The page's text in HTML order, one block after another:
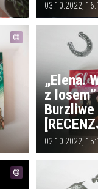
03.10.2022,
„Elena.
z
Burzliwe
02.10.2022,